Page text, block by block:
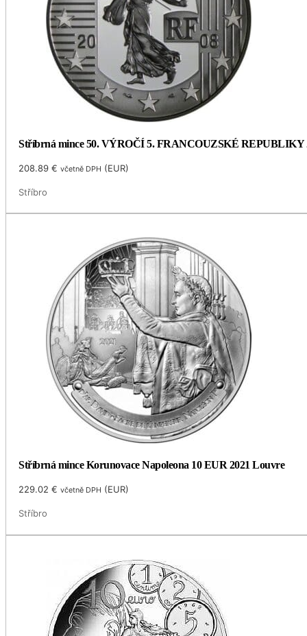
Stříbrná mince 50. VÝROČÍ 5. FRANCOUZSKÉ REPUBLIKY
208.89€ včetně DPH (EUR)
Stříbro
Stříbrná mince Korunovace Napoleona 10 EUR 2021 Louvre
229.02€ včetně DPH (EUR)
Stříbro